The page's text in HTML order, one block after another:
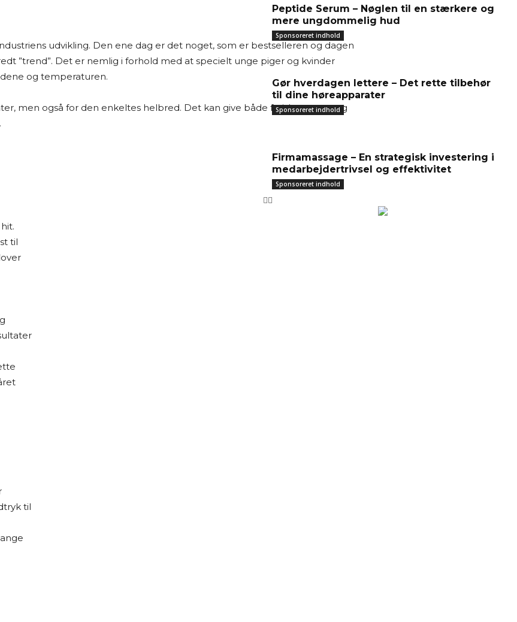
udvikling. Den ene dag er det noget, som er bestselleren og dagen
”trend”. Det er nemlig i forhold med at specielt unge piger og kvinder
og temperaturen.
men også for den enkeltes helbred. Det kan give både fysiske mener og
til
til
Peptide Serum – Nøglen til en stærkere og
mere ungdommelig hud
Sponsoreret indhold
Gør hverdagen lettere – Det rette tilbehør
til dine høreapparater
Sponsoreret indhold
Firmamassage – En strategisk investering i
medarbejdertrivsel og effektivitet
Sponsoreret indhold